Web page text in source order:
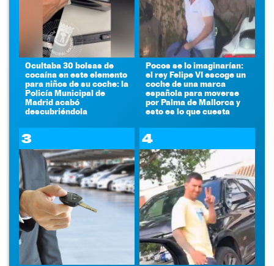
Ocultaba 30 bolsas de
cocaína en este elemento
para niños de su coche: la
Policía Municipal de
Madrid acabó
descubriéndola
Pocos se lo imaginarían:
el rey Felipe VI escoge un
coche de una marca
española para moverse
por Palma de Mallorca y
esto es lo que cuesta
3 4